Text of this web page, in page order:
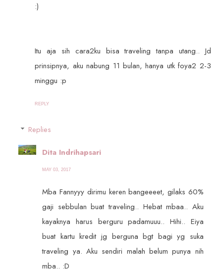
:)
Itu aja sih cara2ku bisa traveling tanpa utang.. Jd
prinsipnya, aku nabung 11 bulan, hanya utk foya2 2-3
minggu :p
REPLY
Replies
Dita Indrihapsari
MAY 03, 2017
Mba Fannyyy dirimu keren bangeeeet, gilaks 60%
gaji sebbulan buat traveling.. Hebat mbaa.. Aku
kayaknya harus berguru padamuuu.. Hihi.. Eiya
buat kartu kredit jg berguna bgt bagi yg suka
traveling ya. Aku sendiri malah belum punya nih
mba.. :D